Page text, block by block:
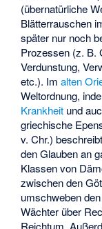
(übernatürliche
Blätterrauschen
später nur noch
Prozessen (z. B.
Verdunstung,
etc.). Imalten
Weltordnung,
Krankheit und
griechische
v. Chr.)
den Glauben an
Klassen von
zwischen den
umschweben
Wächter über